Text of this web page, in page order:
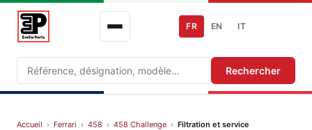
Recherche Rechercher
FR EN IT
Accueil › Ferrari › 458 › 458 Challenge › Filtration et service